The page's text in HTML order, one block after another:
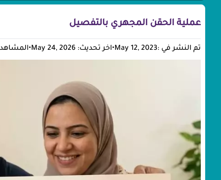
عملية الحقن المجهري بالتفصيل
تم النشر في :May 12, 2023 •اخر تحديث: May 24, 2026 •المشاهدات: